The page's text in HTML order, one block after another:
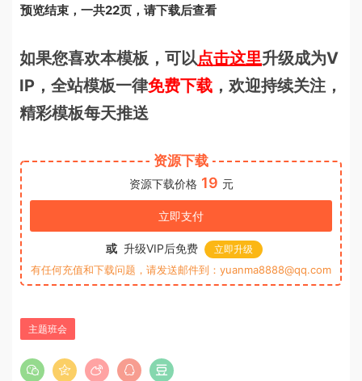
预览结束，一共22页，请下载后查看
如果您喜欢本模板，可以点击这里升级成为V
IP，全站模板一律免费下载 ，欢迎持续关注，
精彩模板每天推送
资源下载
资源下载价格 19 元
立即支付
或 升级VIP后免费 立即升级
有任何充值和下载问题，请发送邮件到：yuanma8888@qq.com
主题班会